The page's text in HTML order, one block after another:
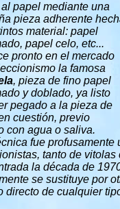
papel mediante una
pieza adherente
material: papel
papel celo, etc...
pronto en el mercado
la famosa
, pieza de fino papel
y doblado, ya listo
pegado a la pieza de
cuestión, previo
con agua o saliva.
fue profusamente
tanto de vitolas
la década de
se sustituye por
directo de cualquier